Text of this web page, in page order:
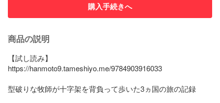
購入手続きへ
商品の説明
【試し読み】
https://hanmoto9.tameshiyo.me/9784903916033
型破りな牧師が十字架を背負って歩いた3ヵ国の旅の記録